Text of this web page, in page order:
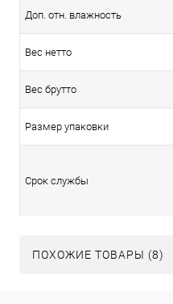
Доп. отн. влажность
Вес нетто
Вес брутто
Размер упаковки
Срок службы
ПОХОЖИЕ ТОВАРЫ (8)